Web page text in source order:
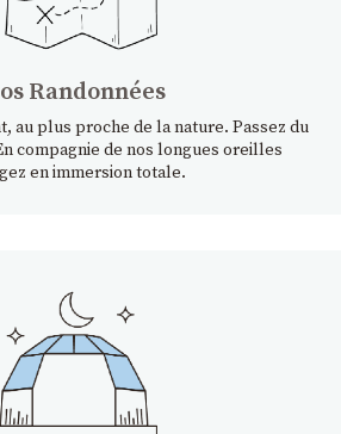
Randonnées
au plus proche de la nature. Passez du
compagnie de nos longues oreilles
en immersion totale.